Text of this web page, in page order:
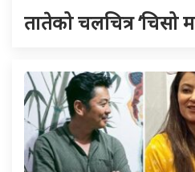
तातेको चलचित्र ‘चिसो